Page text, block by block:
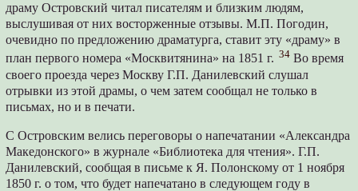
драму Островский читал писателям и близким людям,
выслушивая от них восторженные отзывы. М.П. Погодин,
очевидно по предложению драматурга, ставит эту «драму» в
план первого номера «Москвитянина» на 1851 г. 34 Во время
своего проезда через Москву Г.П. Данилевский слушал
отрывки из этой драмы, о чем затем сообщал не только в
письмах, но и в печати.
С Островским велись переговоры о напечатании «Александра
Македонского» в журнале «Библиотека для чтения». Г.П.
Данилевский, сообщая в письме к Я. Полонскому от 1 ноября
1850 г. о том, что будет напечатано в следующем году в